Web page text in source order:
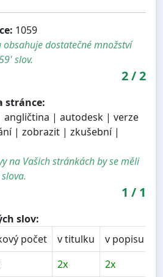
1059
obsahuje dostatečné množství
slov.
2/2
stránce:
| autodesk | verze
| zobrazit | zkušební |
na Vašich stránkách by se měli
1 / 1
slov:
počet
v titulku v popisu
2x 2x